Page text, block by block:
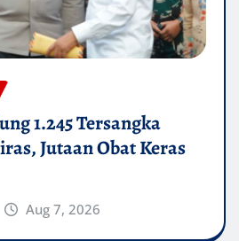
1.245 Tersangka
Jutaan Obat Keras
Aug 7, 2026